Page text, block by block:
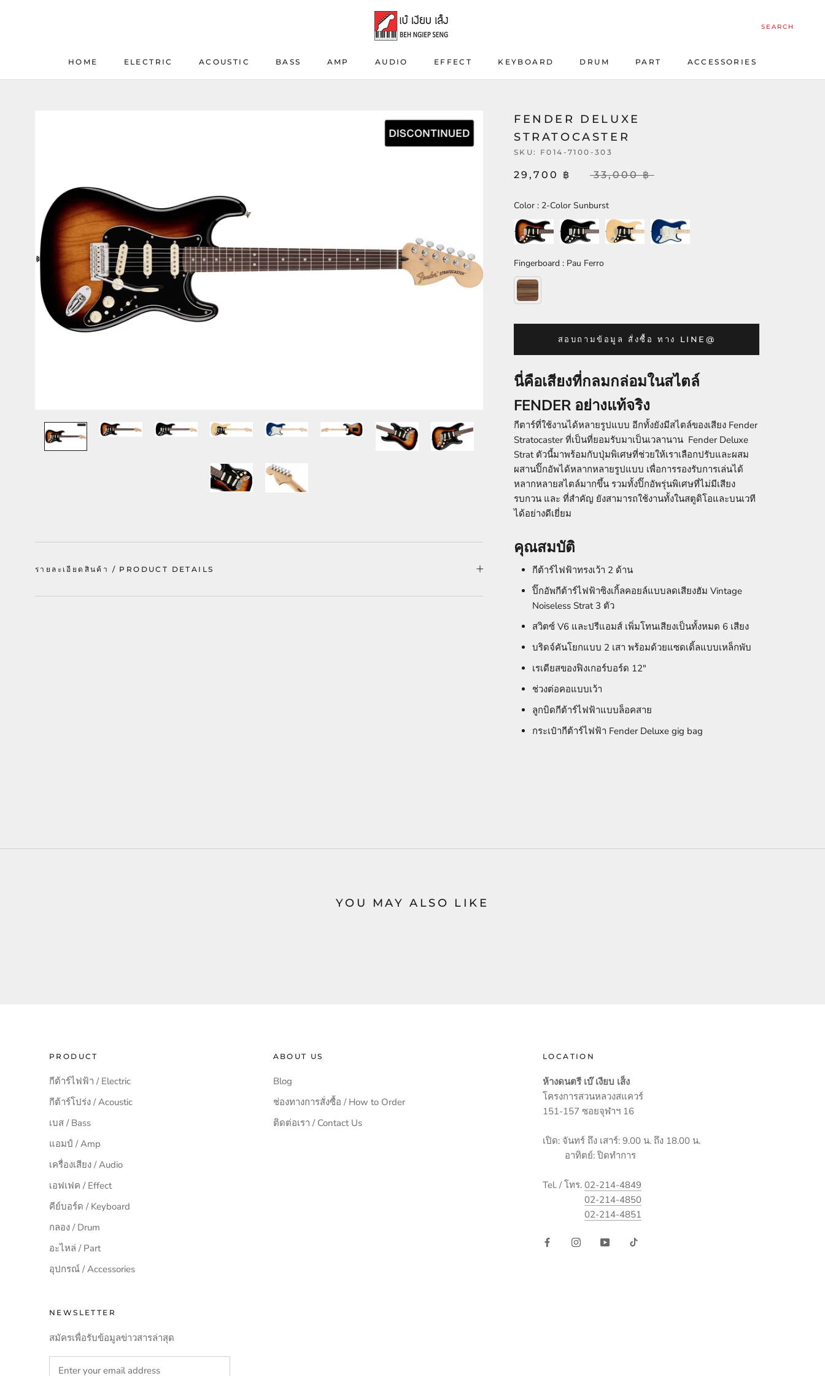
HOME
ELECTRIC
ACOUSTIC
BASS
AMP
AUDIO
EFFECT
KEYBOARD
DRUM
PART
ACCESSORIES
SEARCH
FENDER DELUXE
STRATOCASTER
SKU: F014-7100-303
29,700 ฿ 33,000 ฿
Color : 2-Color SunburstColor
Fingerboard : Pau FerroFingerboard
สอบถามข้อมูล สั่งซื้อ ทาง LINE@
นี่คือเสียงที่กลมกล่อมในสไตล์
FENDER อย่างแท้จริง
กีตาร์ที่ใช้งานได้หลายรูปแบบ อีกทั้งยังมีสไตล์ของเสียง Fender
Stratocaster ที่เป็นที่ยอมรับมาเป็นเวลานาน Fender Deluxe
Strat ตัวนี้มาพร้อมกับปุ่มพิเศษที่ช่วยให้เราเลือกปรับและผสม
ผสานปิ๊กอัพได้หลากหลายรูปแบบ เพื่อการรองรับการเล่นได้
หลากหลายสไตล์มากขึ้น รวมทั้งปิ๊กอัพรุ่นพิเศษที่ไม่มีเสียง
รบกวน และ ที่สำคัญ ยังสามารถใช้งานทั้งในสตูดิโอและบนเวที
ได้อย่างดีเยี่ยม
คุณสมบัติ
กีต้าร์ไฟฟ้าทรงเว้า 2 ด้าน
ปิ๊กอัพกีต้าร์ไฟฟ้าซิงเกิ้ลคอยล์แบบลดเสียงฮัม Vintage
Noiseless Strat 3 ตัว
สวิตซ์ V6 และปรีแอมส์ เพิ่มโทนเสียงเป็นทั้งหมด 6 เสียง
บริดจ์คันโยกแบบ 2 เสา พร้อมด้วยแซดเดิ้ลแบบเหล็กพับ
เรเดียสของฟิงเกอร์บอร์ด 12"
ช่วงต่อคอแบบเว้า
ลูกบิดกีต้าร์ไฟฟ้าแบบล็อคสาย
กระเป๋ากีต้าร์ไฟฟ้า Fender Deluxe gig bag
รายละเอียดสินค้า / PRODUCT DETAILS
YOU MAY ALSO LIKE
PRODUCT
กีต้าร์ไฟฟ้า / Electric
กีต้าร์โปร่ง / Acoustic
เบส / Bass
แอมป์ / Amp
เครื่องเสียง / Audio
เอฟเฟค / Effect
คีย์บอร์ด / Keyboard
กลอง / Drum
อะไหล่ / Part
อุปกรณ์ / Accessories
ABOUT US
Blog
ช่องทางการสั่งซื้อ / How to Order
ติดต่อเรา / Contact Us
LOCATION
ห้างดนตรี เบ๊ เงียบ เส็ง
โครงการสวนหลวงสแควร์
151-157 ซอยจุฬาฯ 16
เปิด: จันทร์ ถึง เสาร์: 9.00 น. ถึง 18.00 น.
อาทิตย์: ปิดทำการ
Tel. / โทร. 02-214-4849
02-214-4850
02-214-4851
NEWSLETTER
สมัครเพื่อรับข้อมูลข่าวสารล่าสุด